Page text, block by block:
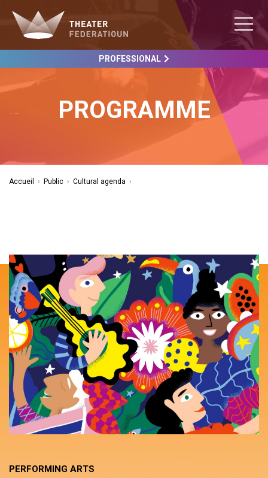
PROFESSIONAL
PROGRAMME
Accueil › Public › Cultural agenda ›
PERFORMING ARTS